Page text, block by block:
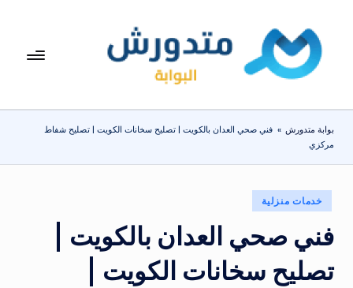
المحتوىبوا
مت
دو
ر
ش
تعرف
المنزلية
بوابة متدورش » فني صحي العدان بالكويت | تصليح سخانات الكويت | تصليح شفاط
مركزي
في
خدمات منزلية
فني صحي العدان بالكويت |
تصليح سخانات الكويت |